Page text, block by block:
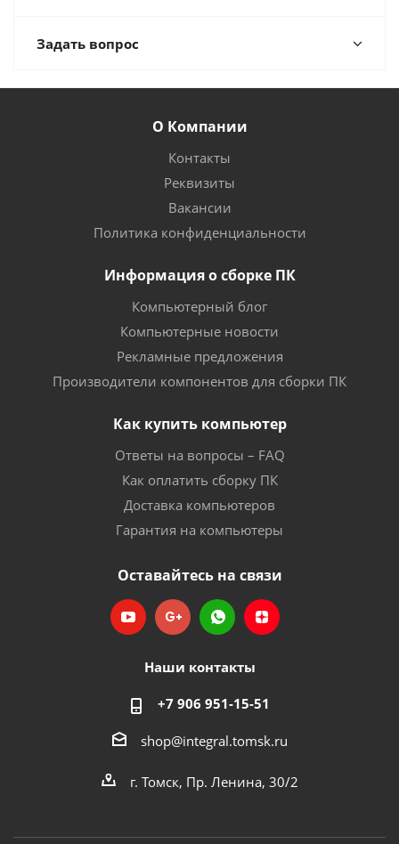
Задать вопрос
О Компании
Контакты
Реквизиты
Вакансии
Политика конфиденциальности
Информация о сборке ПК
Компьютерный блог
Компьютерные новости
Рекламные предложения
Производители компонентов для сборки ПК
Как купить компьютер
Ответы на вопросы – FAQ
Как оплатить сборку ПК
Доставка компьютеров
Гарантия на компьютеры
Оставайтесь на связи
Наши контакты
+7 906 951-15-51
shop@integral.tomsk.ru
г. Томск, Пр. Ленина, 30/2